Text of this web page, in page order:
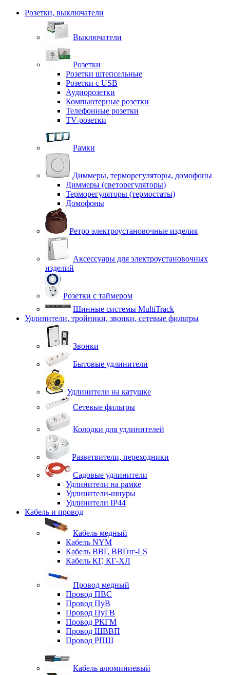
Розетки, выключатели
Выключатели
Розетки
Розетки штепсельные
Розетки с USB
Аудиорозетки
Компьютерные розетки
Телефонные розетки
TV-розетки
Рамки
Диммеры, терморегуляторы, домофоны
Диммеры (светорегуляторы)
Терморегуляторы (термостаты)
Домофоны
Ретро электроустановочные изделия
Аксессуары для электроустановочных
изделий
Розетки с таймером
Шинные системы MultiTrack
Удлинители, тройники, звонки, сетевые фильтры
Звонки
Бытовые удлинители
Удлинители на катушке
Сетевые фильтры
Колодки для удлинителей
Разветвители, переходники
Садовые удлинители
Удлинители на рамке
Удлинители-шнуры
Удлинители IP44
Кабель и провод
Кабель медный
Кабель NYM
Кабель ВВГ, ВВГнг-LS
Кабель КГ, КГ-ХЛ
Провод медный
Провод ПВС
Провод ПуВ
Провод ПуГВ
Провод РКГМ
Провод ШВВП
Провод РПШ
Кабель алюминиевый